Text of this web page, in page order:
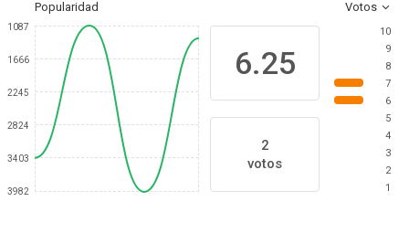
Popularidad Votos
1087
1666
2245
2824
3403
3982
6.25
2
votos
10
9
8
7
6
5
4
3
2
1